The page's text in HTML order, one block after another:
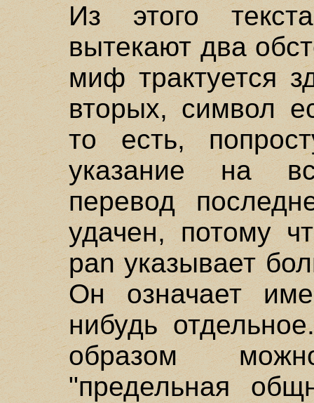
Из этого
вытекают два
миф трактуется
вторых, символ
то есть,
указание на
перевод
удачен, потому
pan указывает
Он означает
нибудь
образом
"предельная